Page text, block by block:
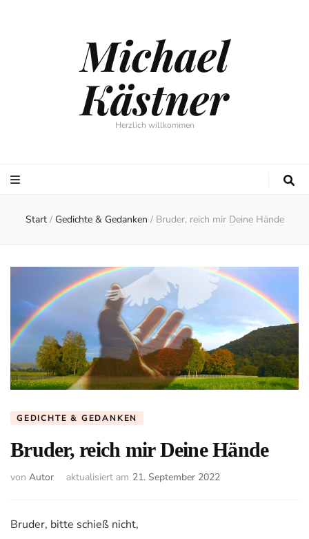
Michael
Kästner
Herzlich willkommen
Start / Gedichte & Gedanken / Bruder, reich mir Deine Hände
GEDICHTE & GEDANKEN
Bruder, reich mir Deine Hände
von Autor aktualisiert am 21. September 2022
Bruder, bitte schieß nicht,